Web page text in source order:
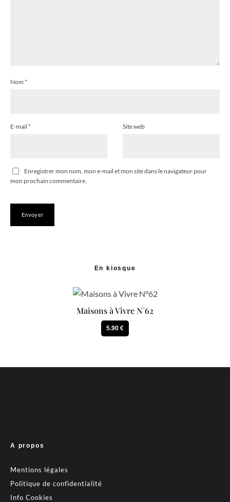
Nom *
E-mail * Site web
Enregistrer mon nom, mon e-mail et mon site dans le navigateur pour
mon prochain commentaire.
En kiosque
Maisons à Vivre N°62
5.90 €
A propos
Mentions légales
Politique de confidentialité
Info Cookies